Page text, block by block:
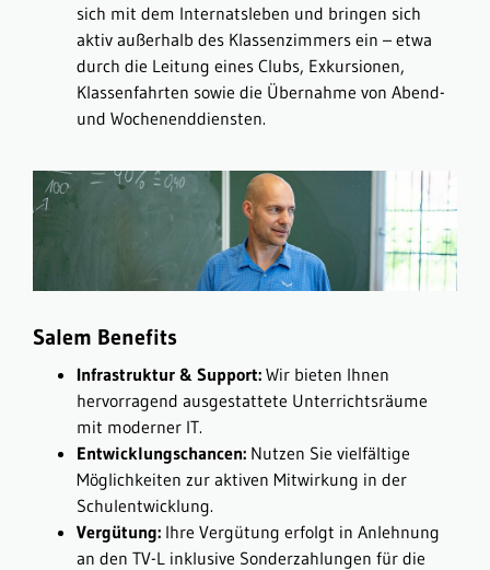
sich mit dem Internatsleben und bringen sich
aktiv außerhalb des Klassenzimmers ein – etwa
durch die Leitung eines Clubs, Exkursionen,
Klassenfahrten sowie die Übernahme von Abend-
und Wochenenddiensten.
Salem Benefits
Infrastruktur & Support: Wir bieten Ihnen
hervorragend ausgestattete Unterrichtsräume
mit moderner IT.
Entwicklungschancen: Nutzen Sie vielfältige
Möglichkeiten zur aktiven Mitwirkung in der
Schulentwicklung.
Vergütung: Ihre Vergütung erfolgt in Anlehnung
an den TV-L inklusive Sonderzahlungen für die